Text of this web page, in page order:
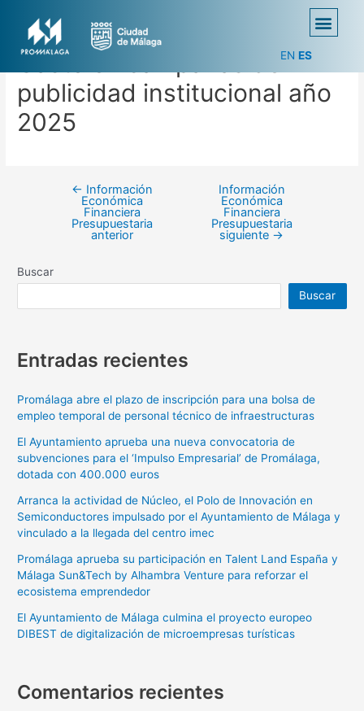
EN ES
Gasto en campañas de
publicidad institucional año
2025
← Información
Económica
Financiera
Presupuestaria
anterior
Información
Económica
Financiera
Presupuestaria
siguiente →
Buscar
Buscar
Entradas recientes
Promálaga abre el plazo de inscripción para una bolsa de
empleo temporal de personal técnico de infraestructuras
El Ayuntamiento aprueba una nueva convocatoria de
subvenciones para el ‘Impulso Empresarial’ de Promálaga,
dotada con 400.000 euros
Arranca la actividad de Núcleo, el Polo de Innovación en
Semiconductores impulsado por el Ayuntamiento de Málaga y
vinculado a la llegada del centro imec
Promálaga aprueba su participación en Talent Land España y
Málaga Sun&Tech by Alhambra Venture para reforzar el
ecosistema emprendedor
El Ayuntamiento de Málaga culmina el proyecto europeo
DIBEST de digitalización de microempresas turísticas
Comentarios recientes